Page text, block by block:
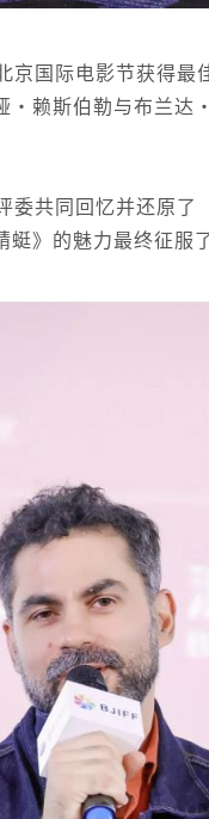
京国际电影节获得
·赖斯伯勒与布兰
委共同回忆并还原
》的魅力最终征服